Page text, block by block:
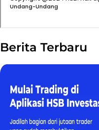
Berita Terbaru